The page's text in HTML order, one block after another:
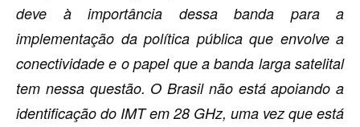
deve à importância dessa banda para a
implementação da política pública que envolve a
conectividade e o papel que a banda larga satelital
tem nessa questão. O Brasil não está apoiando a
identificação do IMT em 28 GHz, uma vez que está